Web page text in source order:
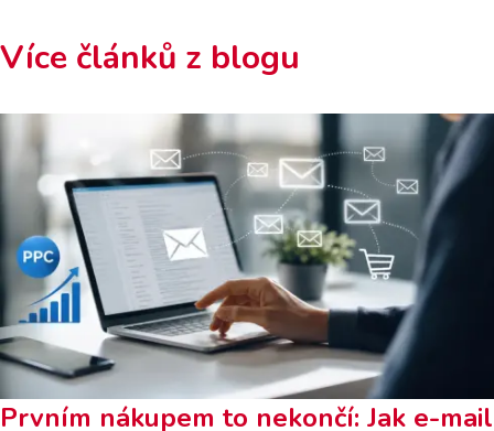
Více článků z blogu
Prvním nákupem to nekončí: Jak e-mail